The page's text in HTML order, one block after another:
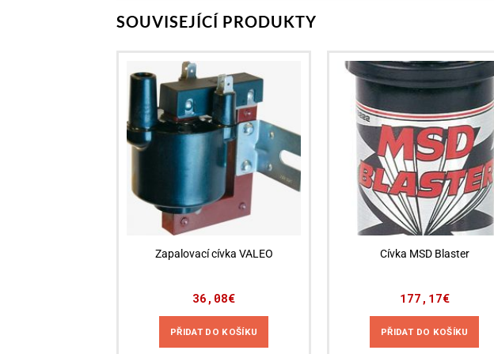
SOUVISEJÍCÍ PRODUKTY
Zapalovací cívka VALEO
36,08€
PŘIDAT DO KOŠÍKU
Cívka MSD Blaster
177,17€
PŘIDAT DO KOŠÍKU